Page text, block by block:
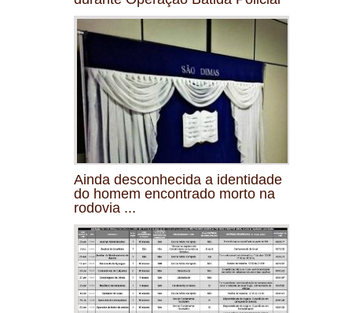
Ainda desconhecida a identidade
do homem encontrado morto na
rodovia ...